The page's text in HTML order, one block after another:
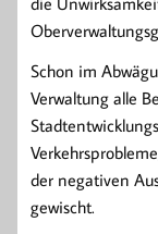
Schon im
Verwaltung alle
der negativen
gewischt.